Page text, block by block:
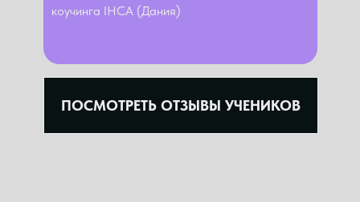
ПОСМОТРЕТЬ ОТЗЫВЫ УЧЕНИКОВ
коучинга IHCA (Дания)